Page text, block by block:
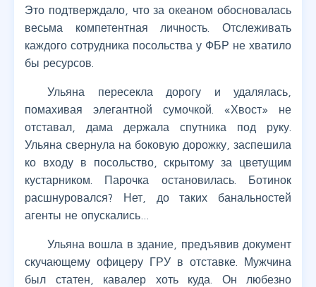
Это подтверждало, что за океаном обосновалась
весьма компетентная личность. Отслеживать
каждого сотрудника посольства у ФБР не хватило
бы ресурсов.
Ульяна пересекла дорогу и удалялась,
помахивая элегантной сумочкой. «Хвост» не
отставал, дама держала спутника под руку.
Ульяна свернула на боковую дорожку, заспешила
ко входу в посольство, скрытому за цветущим
кустарником. Парочка остановилась. Ботинок
расшнуровался? Нет, до таких банальностей
агенты не опускались…
Ульяна вошла в здание, предъявив документ
скучающему офицеру ГРУ в отставке. Мужчина
был статен, кавалер хоть куда. Он любезно